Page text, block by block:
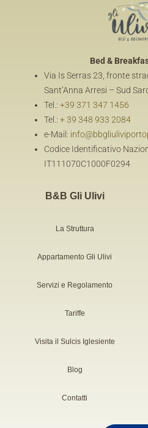
Bed &
Via Is Serras 23, fronte
Sant’Anna Arresi – Sud
Tel.: +39 371 347 1456
Tel.: + 39 348 933 2084
e-Mail:
Codice Identificativo
IT111070C1000F0294
B&B Gli Ulivi
La Struttura
Appartamento Gli Ulivi
Servizi e Regolamento
Tariffe
Visita il Sulcis Iglesiente
Blog
Contatti